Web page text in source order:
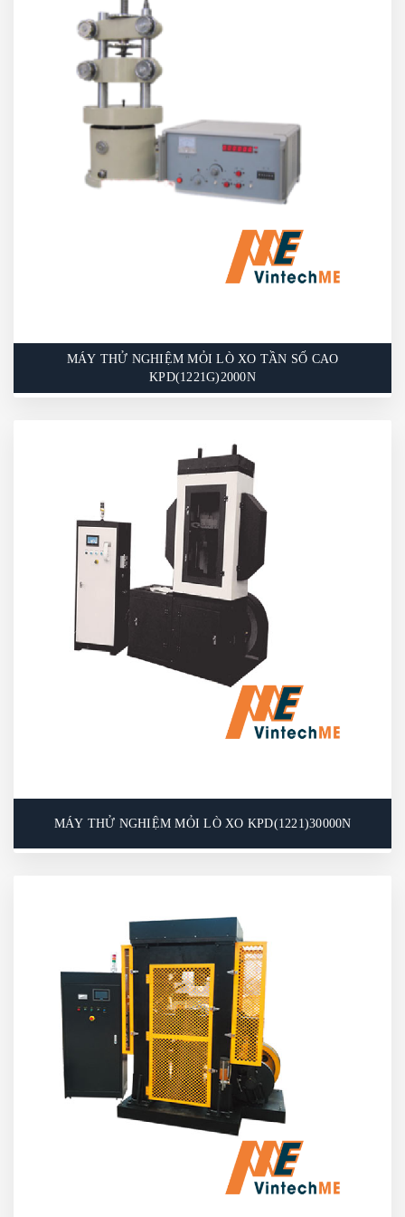
Máy chủ yếu được sử dụng để thực hiện các thử
nghiệm mỏi lặp đi lặp lại đối với lò xo cung hoặc lò
xo xoắn trong phạm vi mô-men xoắn được chỉ định,
thử nghiệm mỏi lặp lại trong phạm vi góc nhất định,
chỉnh sửa chế độ thử nghiệm mỏi, thử nghiệm luân
phiên các chế độ khác nhau và kiểm tra hiệu suất
tĩnh của lò xo xoắn.
MÁY THỬ NGHIỆM MỎI LÒ XO TẦN SỐ CAO
KPD(1221G)2000N
MÁY THỬ NGHIỆM MỎI LÒ XO TẦN SỐ CAO
Máy thử nghiệm mỏi tần số cao loại KPD-G (1221)
(gọi tắt là máy thử) chủ yếu được sử dụng để kiểm
tra tuổi thọ của lò xo nén dạng cuộn, đánh giá giới
hạn hoạt động của lò xo, và so sánh các tham số
hiệu suất, vật liệu và quy trình sản xuất của lò xo.
Máy cũng có khả năng tạo ra các đường cong kiểm
tra tuổi thọ mỏi của lò xo ở các tần số khác nhau
bằng cách điều chỉnh khối lượng rung. Ngoài lò xo,
máy còn có thể được sử dụng để kiểm tra các bộ
phận đàn hồi khác có tính chất tương tự.
MÁY THỬ NGHIỆM MỎI LÒ XO KPD(1221)30000N
KPD(1221)30000N
Máy thử mỏi lò xo cơ học chủ yếu được sử dụng để
kiểm tra tuổi thọ mỏi của tất cả các loại lò xo xoắn
và giảm chấn dạng trống được sử dụng trong ô tô,
xe máy và các phương tiện cơ giới khác. Các thiết bị
đặc biệt cũng có thể được chế tạo để phù hợp với
thử nghiệm mỏi của các mẫu thử đặc biệt.